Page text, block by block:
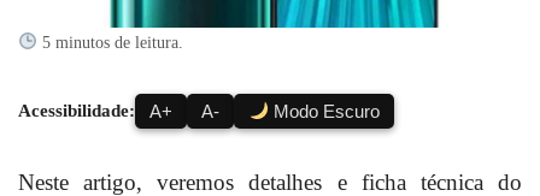
5 minutos de leitura.
Acessibilidade: A+ A- Modo Escuro
Neste artigo, veremos detalhes e ficha técnicado